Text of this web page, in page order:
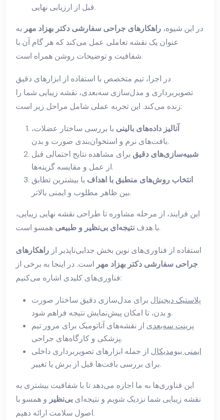
قبل از ارزیابی نهایی.
در این شیوه، راهکارهای جراحی سفارشی دکتر بهزاد مهر به
عنوان یک نقشه تعاملی عمل می‌کند که هر گام آن با
شفافیت و توضیحات روشن همراه است.
در اجرا، تیم متخصص با استفاده از ابزارهای دقیق
تصویربرداری و مدل‌سازی سه‌بعدی، نقشه زیبایی شما را
زنده می‌کند. این تجربه عملی شامل مراحل زیر است:
آنالیز داده‌های بالینی با بررسی ساختار عضلات،
بافت‌های نرم و استخوان‌بندی صورت و بدن.
شبیه‌سازی‌های دقیق برای مشاهده نتایج احتمالی قبل
از عمل و مقایسه گزینه‌ها.
انتخاب روش‌های منطبق با اهداف با بیشترین تطابق
بین ظاهر مطلوب و ایمنی بالاتر.
این فرایند، از مرحله مشاوره تا طراحی نقشه نهایی زیبایی،
با هدف نتیجه‌ای بی‌نظیر و طبیعی همسو است.
استفاده از فناوری‌های نوین بخش جدایی‌ناپذیر از راهکارهای
جراحی سفارشی دکتر بهزاد مهر است. در اینجا به برخی از
فناوری‌های کلیدی اشاره می‌کنیم:
پلاستیک دیجیتال برای مدل‌سازی دقیق ساختار صورت
و بدن، تا امکان پیش‌نمایش نتیجه فراهم شود.
پرینت سه‌بعدی از نقشه‌های آناتومیک برای مرور تیم
پزشکی و کارگاه‌های جراحی.
ایمنی بیومدیکال از جمله ابزارهای تصویربرداری داخلی
برای بررسی بافت‌ها قبل از برش یا تغییر.
این فناوری‌ها به ما اجازه می‌دهد تا با شفافیت بیشتری به
نقشه زیبایی شما نزدیک شویم و نتیجه‌ای بی‌نظیر و همسو با
اصول سلامت ارائه دهیم.